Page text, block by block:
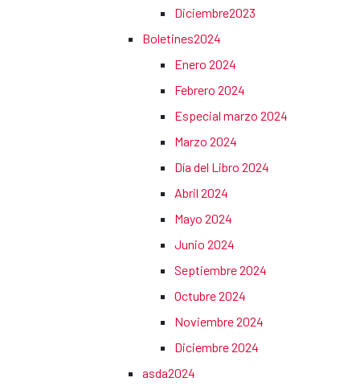
Diciembre2023
Boletines2024
Enero 2024
Febrero 2024
Especial marzo 2024
Marzo 2024
Día del Libro 2024
Abril 2024
Mayo 2024
Junio 2024
Septiembre 2024
Octubre 2024
Noviembre 2024
Diciembre 2024
asda2024